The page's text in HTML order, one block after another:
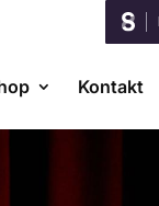
Kontakt